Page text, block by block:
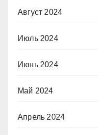
Август 2024
Июль 2024
Июнь 2024
Май 2024
Апрель 2024